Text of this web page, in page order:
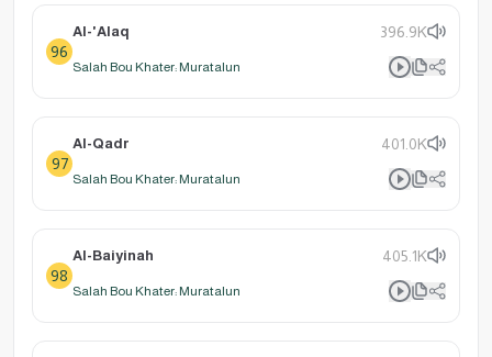
96
Al-'Alaq 396.9K
Salah Bou Khater: Muratalun
97
Al-Qadr 401.0K
Salah Bou Khater: Muratalun
98
Al-Baiyinah 405.1K
Salah Bou Khater: Muratalun